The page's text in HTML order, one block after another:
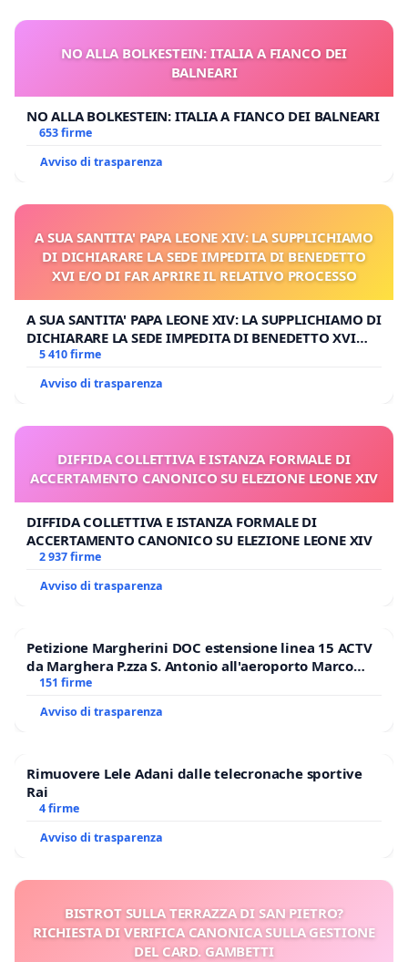
NO ALLA BOLKESTEIN: ITALIA A FIANCO DEI
BALNEARI
NO ALLA BOLKESTEIN: ITALIA A FIANCO DEI BALNEARI
653 firme
Avviso di trasparenza
A SUA SANTITA' PAPA LEONE XIV: LA SUPPLICHIAMO
DI DICHIARARE LA SEDE IMPEDITA DI BENEDETTO
XVI E/O DI FAR APRIRE IL RELATIVO PROCESSO
A SUA SANTITA' PAPA LEONE XIV: LA SUPPLICHIAMO DI
DICHIARARE LA SEDE IMPEDITA DI BENEDETTO XVI
E/O DI FAR APRIRE IL RELATIVO PROCESSO
5 410 firme
Avviso di trasparenza
DIFFIDA COLLETTIVA E ISTANZA FORMALE DI
ACCERTAMENTO CANONICO SU ELEZIONE LEONE XIV
DIFFIDA COLLETTIVA E ISTANZA FORMALE DI
ACCERTAMENTO CANONICO SU ELEZIONE LEONE XIV
2 937 firme
Avviso di trasparenza
Petizione Margherini DOC estensione linea 15 ACTV
da Marghera P.zza S. Antonio all'aeroporto Marco
Polo tariffa a € 1,50
151 firme
Avviso di trasparenza
Rimuovere Lele Adani dalle telecronache sportive
Rai
4 firme
Avviso di trasparenza
BISTROT SULLA TERRAZZA DI SAN PIETRO?
RICHIESTA DI VERIFICA CANONICA SULLA GESTIONE
DEL CARD. GAMBETTI